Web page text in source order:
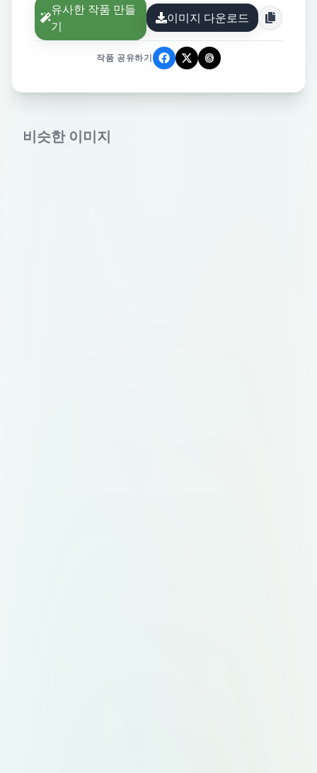
유사한 작품 만들
기
이미지 다운로드
작품 공유하기
비슷한 이미지